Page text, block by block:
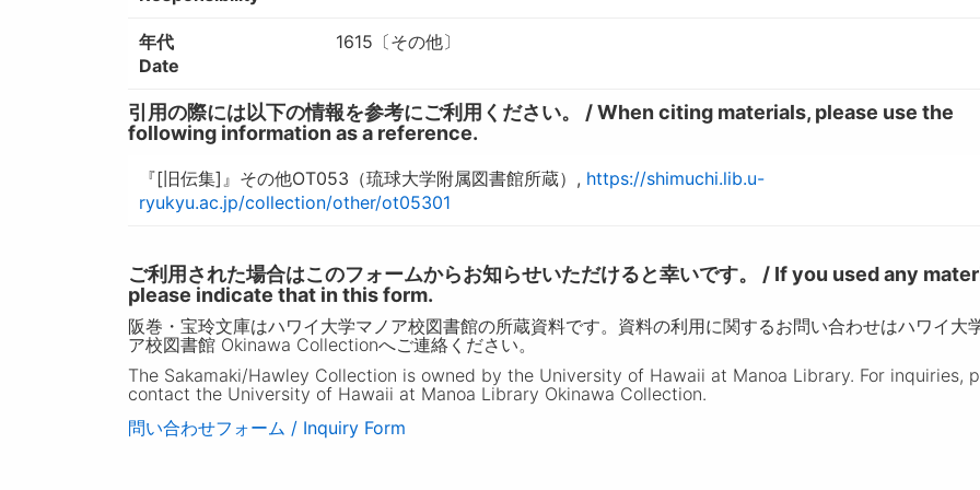
年代
Date
1615〔その他〕
引用の際には以下の情報を参考にご利用ください。 / When citing materials, please use the
following information as a reference.
『[旧伝集]』その他OT053（琉球大学附属図書館所蔵）, https://shimuchi.lib.u-
ryukyu.ac.jp/collection/other/ot05301
ご利用された場合はこのフォームからお知らせいただけると幸いです。 / If you used any
please indicate that in this form.
阪巻・宝玲文庫はハワイ大学マノア校図書館の所蔵資料です。資料の利用に関するお問い合わせはハワイ大
ア校図書館 Okinawa Collectionへご連絡ください。
The Sakamaki/Hawley Collection is owned by the University of Hawaii at Manoa Library. For inquiries,
contact the University of Hawaii at Manoa Library Okinawa Collection.
問い合わせフォーム / Inquiry Form